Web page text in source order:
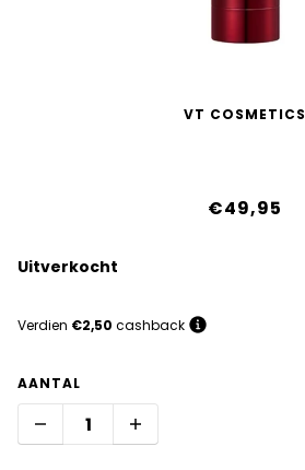
VT COSMETICS
€49,95
Uitverkocht
Verdien €2,50 cashback
AANTAL